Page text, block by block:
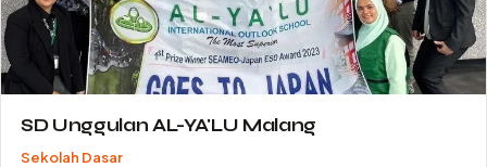
SD Unggulan AL-YA'LU Malang
Sekolah Dasar